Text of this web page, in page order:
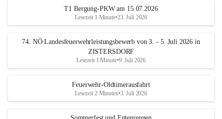
T1 Bergung-PKW am 15.07.2026
Lesezeit 1 Minute•23. Juli 2026
74. NÖ Landesfeuerwehrleistungsbewerb von 3. - 5. Juli 2026 in
ZISTERSDORF
Lesezeit 1 Minute•9. Juli 2026
Feuerwehr-Oldtimerausfahrt
Lesezeit 2 Minuten•3. Juli 2026